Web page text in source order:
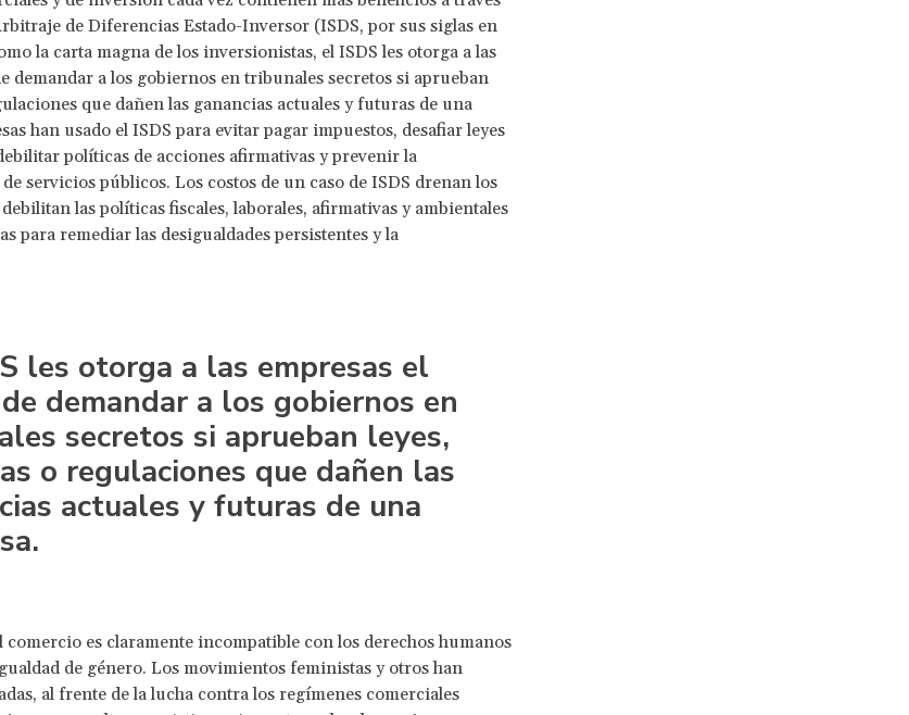
de Diferencias Estado-Inversor (ISDS, por sus siglas en
la carta magna de los inversionistas, el ISDS les otorga a las
demandar a los gobiernos en tribunales secretos si aprueban
que dañen las ganancias actuales y futuras de una
han usado el ISDS para evitar pagar impuestos, desafiar leyes
políticas de acciones afirmativas y prevenir la
servicios públicos. Los costos de un caso de ISDS drenan los
las políticas fiscales, laborales, afirmativas y ambientales
para remediar las desigualdades persistentes y la
les otorga a las empresas el
demandar a los gobiernos en
secretos si aprueban leyes,
o regulaciones que dañen las
actuales y futuras de una
es claramente incompatible con los derechos humanos
de género. Los movimientos feministas y otros han
al frente de la lucha contra los regímenes comerciales